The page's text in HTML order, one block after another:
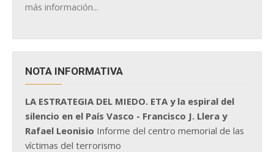
más información...
NOTA INFORMATIVA
LA ESTRATEGIA DEL MIEDO. ETA y la espiral del
silencio en el País Vasco - Francisco J. Llera y
Rafael Leonisio Informe del centro memorial de las
víctimas del terrorismo